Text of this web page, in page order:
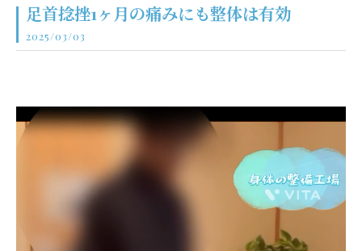
足首捻挫1ヶ月の痛みにも整体は有効
2025/03/03